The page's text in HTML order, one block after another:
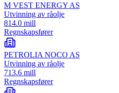
M VEST ENERGY AS
Utvinning av råolje
814.0 mill
Regnskapsfører
PETROLIA NOCO AS
Utvinning av råolje
713.6 mill
Regnskapsfører